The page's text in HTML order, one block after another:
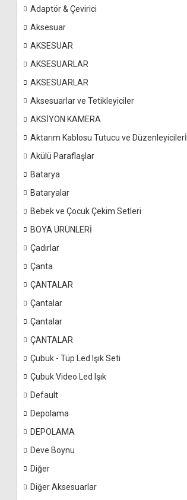
Adaptör & Çevirici
Aksesuar
AKSESUAR
AKSESUARLAR
AKSESUARLAR
Aksesuarlar ve Tetikleyiciler
AKSİYON KAMERA
Aktarım Kablosu Tutucu ve Düzenleyicilerİ
Akülü Paraflaşlar
Batarya
Bataryalar
Bebek ve Çocuk Çekim Setleri
BOYA ÜRÜNLERİ
Çadırlar
Çanta
ÇANTALAR
Çantalar
Çantalar
ÇANTALAR
Çubuk - Tüp Led Işık Seti
Çubuk Video Led Işık
Default
Depolama
DEPOLAMA
Deve Boynu
Diğer
Diğer Aksesuarlar